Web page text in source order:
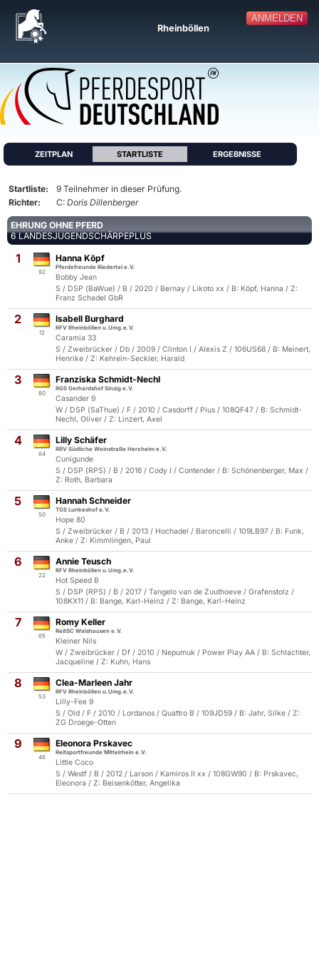
ANMELDEN
Rheinböllen
ZEITPLAN STARTLISTE ERGEBNISSE
Startliste:
9 Teilnehmer in dieser Prüfung.
Richter:
C: Doris Dillenberger
EHRUNG OHNE PFERD
6 LANDESJUGENDSCHÄRPEPLUS
1
92
Hanna Köpf
Pferdefreunde Riedertal e.V.
Bobby Jean
S / DSP (BaWue) / B / 2020 / Bernay / Likoto xx / B: Köpf, Hanna / Z:
Franz Schadel GbR
2
12
Isabell Burghard
RFV Rheinböllen u.Umg.e.V.
Caramia 33
S / Zweibrücker / Db / 2009 / Clinton I / Alexis Z / 106US68 / B: Meinert,
Henrike / Z: Kehrein-Seckler, Harald
3
80
Franziska Schmidt-Nechl
RGS Gerhardshof Sinzig e.V.
Casander 9
W / DSP (SaThue) / F / 2010 / Casdorff / Pius / 108QF47 / B: Schmidt-
Nechl, Oliver / Z: Linzert, Axel
4
64
Lilly Schäfer
RRV Südliche Weinstraße Herxheim e.V.
Cunigunde
S / DSP (RPS) / B / 2016 / Cody I / Contender / B: Schönenberger, Max /
Z: Roth, Barbara
5
50
Hannah Schneider
TGS Lunkeshof e.V.
Hope 80
S / Zweibrücker / B / 2013 / Hochadel / Baroncelli / 109LB97 / B: Funk,
Anke / Z: Kimmlingen, Paul
6
22
Annie Teusch
RFV Rheinböllen u.Umg.e.V.
Hot Speed B
S / DSP (RPS) / B / 2017 / Tangelo van de Zuuthoeve / Grafenstolz /
108KX11 / B: Bange, Karl-Heinz / Z: Bange, Karl-Heinz
7
65
Romy Keller
ReitSC Walshausen e.V.
Kleiner Nils
W / Zweibrücker / Df / 2010 / Nepumuk / Power Play AA / B: Schlachter,
Jacqueline / Z: Kuhn, Hans
8
53
Clea-Marleen Jahr
RFV Rheinböllen u.Umg.e.V.
Lilly-Fee 9
S / Old / F / 2010 / Lordanos / Quattro B / 109JD59 / B: Jahr, Silke / Z:
ZG Droege-Otten
9
46
Eleonora Prskavec
Reitsportfreunde Mittelrhein e.V.
Little Coco
S / Westf / B / 2012 / Larson / Kamiros II xx / 108GW90 / B: Prskavec,
Eleonora / Z: Beisenkötter, Angelika